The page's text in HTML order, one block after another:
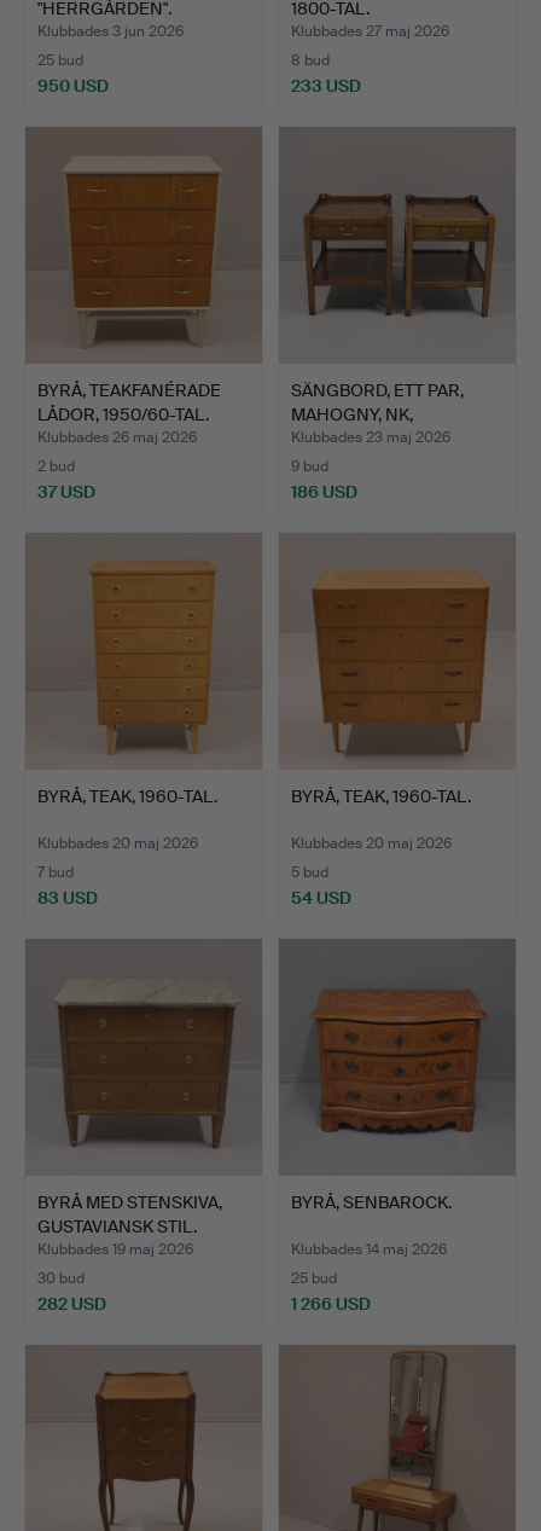
"HERRGÅRDEN".
Klubbades 3 jun 2026
25 bud
950 USD
1800-TAL.
Klubbades 27 maj 2026
8 bud
233 USD
BYRÅ, TEAKFANÉRADE
LÅDOR, 1950/60-TAL.
Klubbades 26 maj 2026
2 bud
37 USD
SÄNGBORD, ETT PAR,
MAHOGNY, NK,
ENGELSKSTI…
Klubbades 23 maj 2026
9 bud
186 USD
BYRÅ, TEAK, 1960-TAL.
Klubbades 20 maj 2026
7 bud
83 USD
BYRÅ, TEAK, 1960-TAL.
Klubbades 20 maj 2026
5 bud
54 USD
BYRÅ MED STENSKIVA,
GUSTAVIANSK STIL.
Klubbades 19 maj 2026
30 bud
282 USD
BYRÅ, SENBAROCK.
Klubbades 14 maj 2026
25 bud
1 266 USD